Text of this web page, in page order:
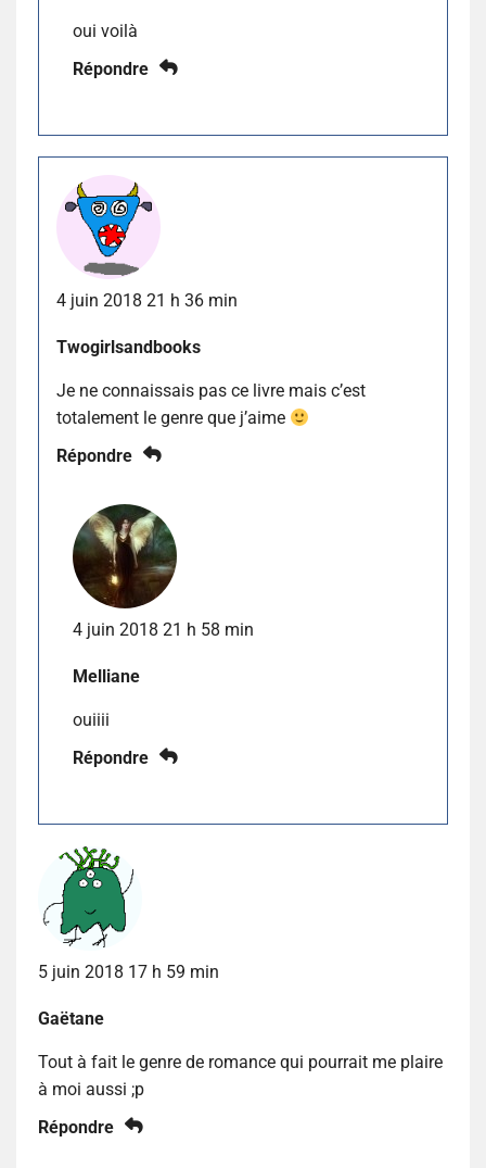
oui voilà
Répondre
4 juin 2018 21 h 36 min
Twogirlsandbooks
Je ne connaissais pas ce livre mais c’est
totalement le genre que j’aime
Répondre
4 juin 2018 21 h 58 min
Melliane
ouiiii
Répondre
5 juin 2018 17 h 59 min
Gaëtane
Tout à fait le genre de romance qui pourrait me plaire
à moi aussi ;p
Répondre